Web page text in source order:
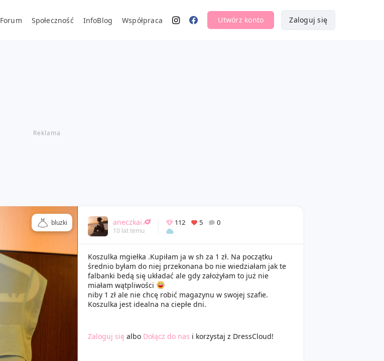
Forum Społeczność InfoBlog Współpraca Utwórz konto Zaloguj się
bluzki aneczkai
10 lat temu
112 5 0
Koszulka mgiełka .Kupiłam ja w sh za 1 zł. Na początku
średnio byłam do niej przekonana bo nie wiedziałam jak te
falbanki bedą się układać ale gdy założyłam to już nie
miałam wątpliwości
niby 1 zł ale nie chcę robić magazynu w swojej szafie.
Koszulka jest idealna na ciepłe dni.
Zaloguj się albo Dołącz do nas i korzystaj z DressCloud!